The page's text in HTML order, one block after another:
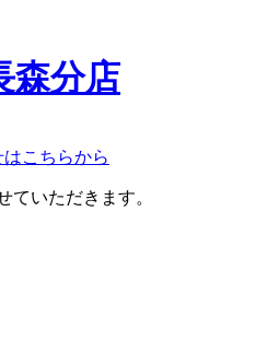
こちらから
いただきます。